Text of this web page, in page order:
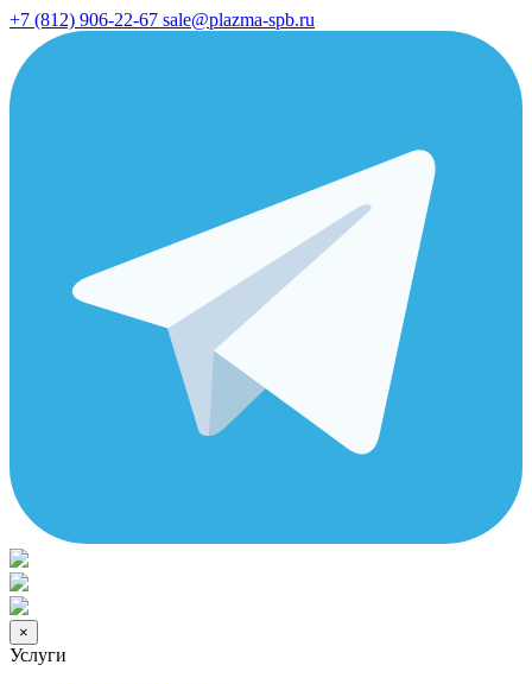
+7 (812) 906-22-67 sale@plazma-spb.ru
×
Услуги